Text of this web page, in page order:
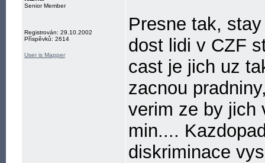
Senior Member
Registrován: 29.10.2002
Příspěvků: 2614
User is Mapper
Presne tak,
dost lidi v CZF
cast je jich uz
zacnou
verim ze by jich
min....
diskriminace